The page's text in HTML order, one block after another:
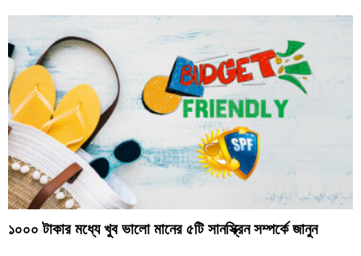
১০০০ টাকার মধ্যে খুব ভালো মানের ৫টি সানস্ক্রিন সম্পর্কে জানুন